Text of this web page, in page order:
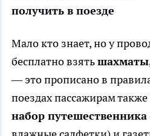
получить в поезде
Мало кто знает, но у
бесплатно взять
— это прописано в
поездах пассажирам
набор путешественника